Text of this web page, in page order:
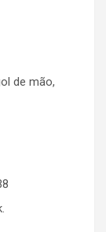
de mão,